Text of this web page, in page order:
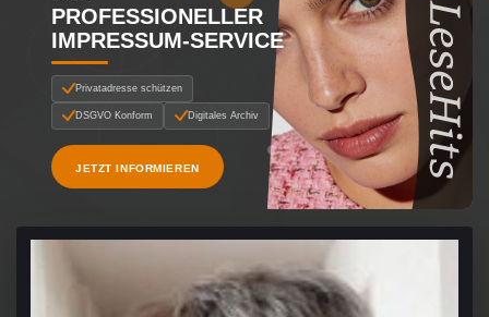
PROFESSIONELLER
IMPRESSUM-SERVICE
Privatadresse schützen
DSGVO Konform Digitales Archiv
JETZT INFORMIEREN